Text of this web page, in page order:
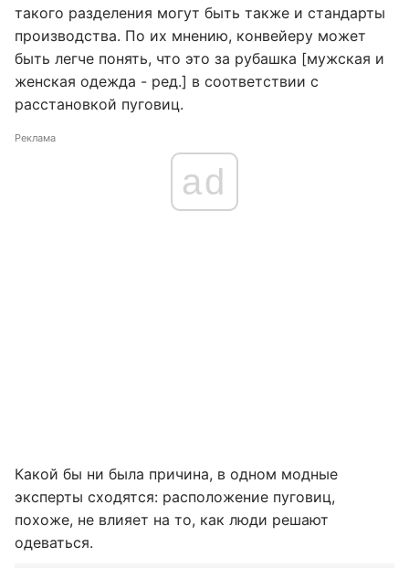
такого разделения могут быть также и стандарты
производства. По их мнению, конвейеру может
быть легче понять, что это за рубашка [мужская и
женская одежда - ред.] в соответствии с
расстановкой пуговиц.
Реклама
ad
Какой бы ни была причина, в одном модные
эксперты сходятся: расположение пуговиц,
похоже, не влияет на то, как люди решают
одеваться.